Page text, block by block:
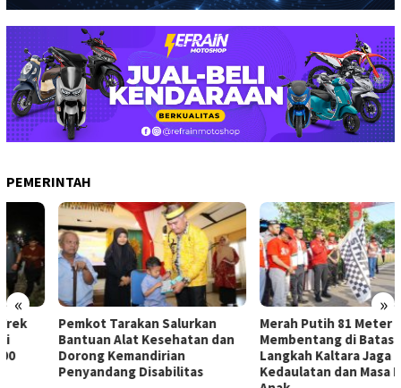
PEMERINTAH
« »
Pemkot Tarakan Salurkan
Bantuan Alat Kesehatan dan
Dorong Kemandirian
Penyandang Disabilitas
Merah Putih 81 Meter
Membentang di Batas Negeri:
Langkah Kaltara Jaga
Kedaulatan dan Masa Depan